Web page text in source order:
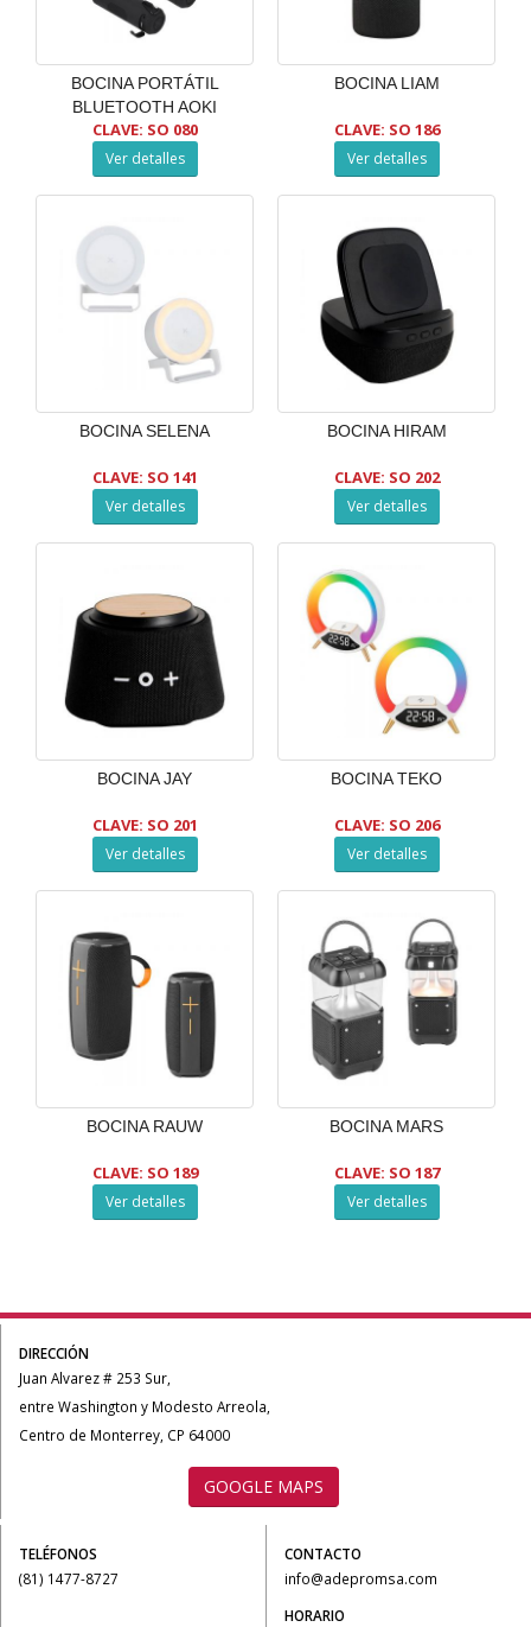
BOCINA PORTÁTIL
BLUETOOTH AOKI
CLAVE: SO 080
Ver detalles
BOCINA LIAM
CLAVE: SO 186
Ver detalles
BOCINA SELENA
CLAVE: SO 141
Ver detalles
BOCINA HIRAM
CLAVE: SO 202
Ver detalles
BOCINA JAY
CLAVE: SO 201
Ver detalles
BOCINA TEKO
CLAVE: SO 206
Ver detalles
BOCINA RAUW
CLAVE: SO 189
Ver detalles
BOCINA MARS
CLAVE: SO 187
Ver detalles
DIRECCIÓN
Juan Alvarez # 253 Sur,
entre Washington y Modesto Arreola,
Centro de Monterrey, CP 64000
GOOGLE MAPS
TELÉFONOS
(81) 1477-8727
CONTACTO
info@adepromsa.com
HORARIO